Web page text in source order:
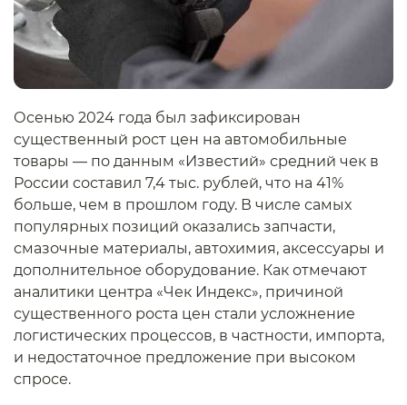
Осенью 2024 года был зафиксирован
существенный рост цен на автомобильные
товары — по данным «Известий» средний чек в
России составил 7,4 тыс. рублей, что на 41%
больше, чем в прошлом году. В числе самых
популярных позиций оказались запчасти,
смазочные материалы, автохимия, аксессуары и
дополнительное оборудование. Как отмечают
аналитики центра «Чек Индекс», причиной
существенного роста цен стали усложнение
логистических процессов, в частности, импорта,
и недостаточное предложение при высоком
спросе.